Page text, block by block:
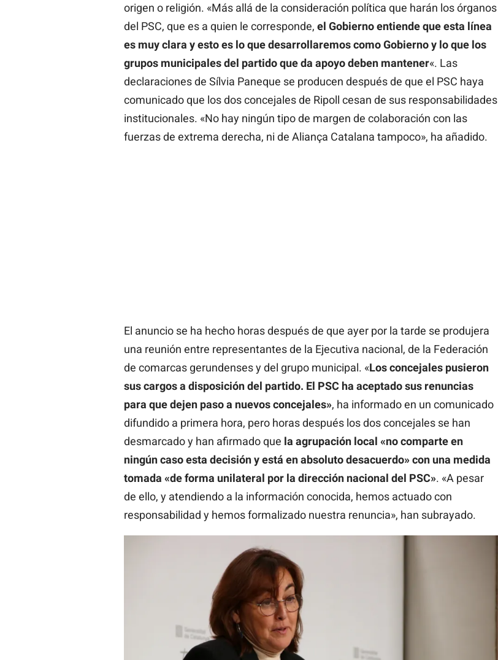
origen o religión. «Más allá de la consideración política que harán los órganos
del PSC, que es a quien le corresponde, el Gobierno entiende que esta línea
es muy clara y esto es lo que desarrollaremos como Gobierno y lo que los
grupos municipales del partido que da apoyo deben mantener«. Las
declaraciones de Sílvia Paneque se producen después de que el PSC haya
comunicado que los dos concejales de Ripoll cesan de sus responsabilidades
institucionales. «No hay ningún tipo de margen de colaboración con las
fuerzas de extrema derecha, ni de Aliança Catalana tampoco», ha añadido.
El anuncio se ha hecho horas después de que ayer por la tarde se produjera
una reunión entre representantes de la Ejecutiva nacional, de la Federación
de comarcas gerundenses y del grupo municipal. «Los concejales pusieron
sus cargos a disposición del partido. El PSC ha aceptado sus renuncias
para que dejen paso a nuevos concejales», ha informado en un comunicado
difundido a primera hora, pero horas después los dos concejales se han
desmarcado y han afirmado que la agrupación local «no comparte en
ningún caso esta decisión y está en absoluto desacuerdo» con una medida
tomada «de forma unilateral por la dirección nacional del PSC». «A pesar
de ello, y atendiendo a la información conocida, hemos actuado con
responsabilidad y hemos formalizado nuestra renuncia», han subrayado.